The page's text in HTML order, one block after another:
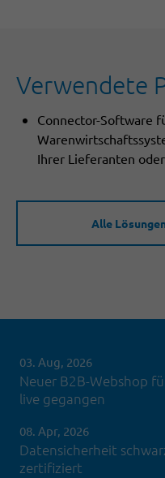
Verwendete
Connector-Software
Ihrer Lieferanten
Alle
03. Aug, 2026
Neuer B2B-Webshop
live gegangen
08. Apr, 2026
Datensicherheit
zertifiziert